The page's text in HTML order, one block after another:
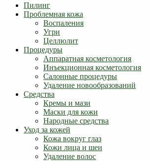
Пилинг
Проблемная кожа
Воспаления
Угри
Целлюлит
Процедуры
Аппаратная косметология
Инъекционная косметология
Салонные процедуры
Удаление новообразований
Средства
Кремы и мази
Маски для кожи
Народные средства
Уход за кожей
Кожа вокруг глаз
Кожи лица и шеи
Удаление волос